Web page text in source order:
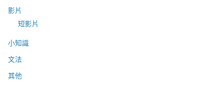
影片
短影片
小知識
文法
其他